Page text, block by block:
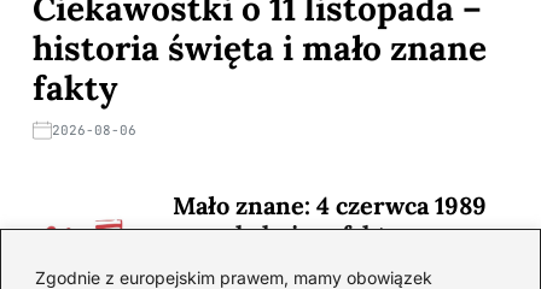
Zgodnie z europejskim prawem, mamy obowiązek
historia święta i mało znane
fakty
2026-08-06
Mało znane: 4 czerwca 1989
— zaskakujące fakty
2026-08-03